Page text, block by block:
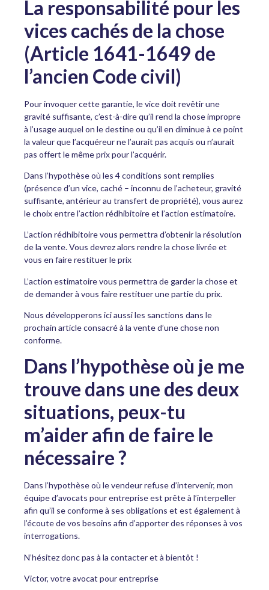
La responsabilité pour les
vices cachés de la chose
(Article 1641-1649 de
l’ancien Code civil)
Pour invoquer cette garantie, le vice doit revêtir une
gravité suffisante, c’est-à-dire qu’il rend la chose impropre
à l’usage auquel on le destine ou qu’il en diminue à ce point
la valeur que l’acquéreur ne l’aurait pas acquis ou n’aurait
pas offert le même prix pour l’acquérir.
Dans l’hypothèse où les 4 conditions sont remplies
(présence d’un vice, caché – inconnu de l’acheteur, gravité
suffisante, antérieur au transfert de propriété), vous aurez
le choix entre l’action rédhibitoire et l’action estimatoire.
L’action rédhibitoire vous permettra d’obtenir la résolution
de la vente. Vous devrez alors rendre la chose livrée et
vous en faire restituer le prix
L’action estimatoire vous permettra de garder la chose et
de demander à vous faire restituer une partie du prix.
Nous développerons ici aussi les sanctions dans le
prochain article consacré à la vente d’une chose non
conforme.
Dans l’hypothèse où je me
trouve dans une des deux
situations, peux-tu
m’aider afin de faire le
nécessaire ?
Dans l’hypothèse où le vendeur refuse d’intervenir, mon
équipe d’avocats pour entreprise est prête à l’interpeller
afin qu’il se conforme à ses obligations et est également à
l’écoute de vos besoins afin d’apporter des réponses à vos
interrogations.
N’hésitez donc pas à la contacter et à bientôt !
Victor, votre avocat pour entreprise